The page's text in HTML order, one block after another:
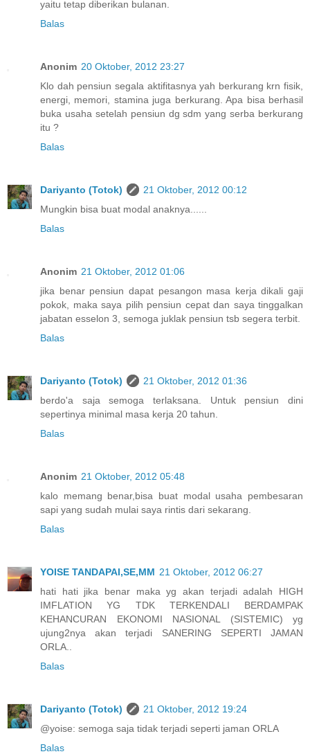
yaitu tetap diberikan bulanan.
Balas
Anonim 20 Oktober, 2012 23:27
Klo dah pensiun segala aktifitasnya yah berkurang krn fisik,
energi, memori, stamina juga berkurang. Apa bisa berhasil
buka usaha setelah pensiun dg sdm yang serba berkurang
itu ?
Balas
Dariyanto (Totok)
21 Oktober, 2012 00:12
Mungkin bisa buat modal anaknya......
Balas
Anonim 21 Oktober, 2012 01:06
jika benar pensiun dapat pesangon masa kerja dikali gaji
pokok, maka saya pilih pensiun cepat dan saya tinggalkan
jabatan esselon 3, semoga juklak pensiun tsb segera terbit.
Balas
Dariyanto (Totok)
21 Oktober, 2012 01:36
berdo'a saja semoga terlaksana. Untuk pensiun dini
sepertinya minimal masa kerja 20 tahun.
Balas
Anonim 21 Oktober, 2012 05:48
kalo memang benar,bisa buat modal usaha pembesaran
sapi yang sudah mulai saya rintis dari sekarang.
Balas
YOISE TANDAPAI,SE,MM 21 Oktober, 2012 06:27
hati hati jika benar maka yg akan terjadi adalah HIGH
IMFLATION YG TDK TERKENDALI BERDAMPAK
KEHANCURAN EKONOMI NASIONAL (SISTEMIC) yg
ujung2nya akan terjadi SANERING SEPERTI JAMAN
ORLA..
Balas
Dariyanto (Totok)
21 Oktober, 2012 19:24
@yoise: semoga saja tidak terjadi seperti jaman ORLA
Balas